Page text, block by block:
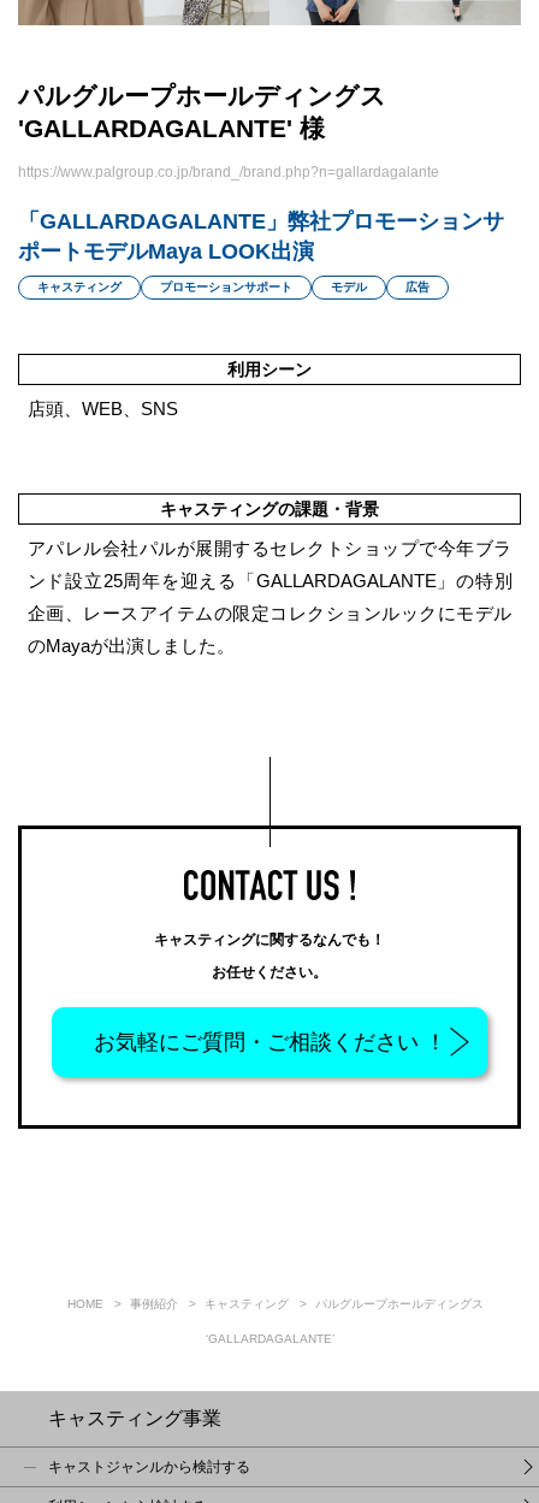
パルグループホールディングス
'GALLARDAGALANTE' 様
https://www.palgroup.co.jp/brand_/brand.php?n=gallardagalante
「GALLARDAGALANTE」弊社プロモーションサ
ポートモデルMaya LOOK出演
キャスティング プロモーションサポート モデル 広告
利用シーン
店頭、WEB、SNS
キャスティングの課題・背景
アパレル会社パルが展開するセレクトショップで今年ブラ
ンド設立25周年を迎える「GALLARDAGALANTE」の特別
企画、レースアイテムの限定コレクションルックにモデル
のMayaが出演しました。
キャスティングに関するなんでも！
お任せください。
お気軽にご質問・ご相談ください ！
HOME 事例紹介 キャスティング パルグループホールディングス
‘GALLARDAGALANTE’
キャスティング事業
キャストジャンルから検討する